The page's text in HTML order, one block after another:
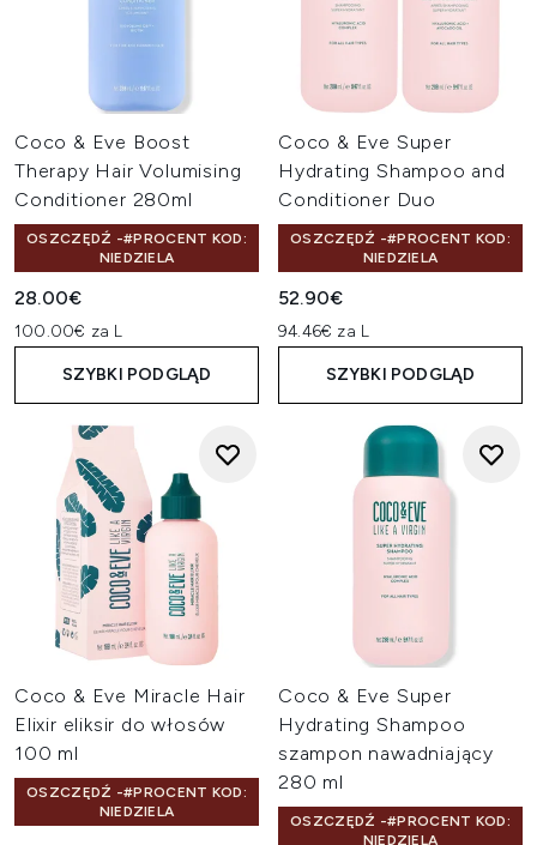
Coco & Eve Boost
Therapy Hair Volumising
Conditioner 280ml
OSZCZĘDŹ -#PROCENT KOD:
NIEDZIELA
28.00€
100.00€ za L
SZYBKI PODGLĄD
Coco & Eve Super
Hydrating Shampoo and
Conditioner Duo
OSZCZĘDŹ -#PROCENT KOD:
NIEDZIELA
52.90€
94.46€ za L
SZYBKI PODGLĄD
Coco & Eve Miracle Hair
Elixir eliksir do włosów
100 ml
OSZCZĘDŹ -#PROCENT KOD:
NIEDZIELA
Coco & Eve Super
Hydrating Shampoo
szampon nawadniający
280 ml
OSZCZĘDŹ -#PROCENT KOD:
NIEDZIELA